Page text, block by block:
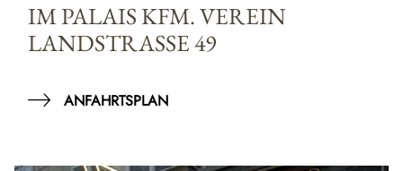
IM PALAIS KFM. VEREIN
LANDSTRASSE 49
ANFAHRTSPLAN